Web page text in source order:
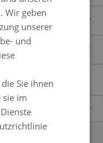
und Bezug
und Bezug
Wir geben
unserer
und
Sie ihnen
sie im